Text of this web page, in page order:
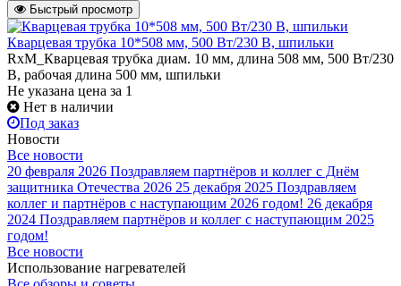
Быстрый просмотр
Кварцевая трубка 10*508 мм, 500 Вт/230 В, шпильки
RxM_Кварцевая трубка диам. 10 мм, длина 508 мм, 500 Вт/230
В, рабочая длина 500 мм, шпильки
Не указана цена за 1
Нет в наличии
Под заказ
Новости
Все новости
20 февраля 2026 Поздравляем партнёров и коллег с Днём
защитника Отечества 2026 25 декабря 2025 Поздравляем
коллег и партнёров с наступающим 2026 годом! 26 декабря
2024 Поздравляем партнёров и коллег с наступающим 2025
годом!
Все новости
Использование нагревателей